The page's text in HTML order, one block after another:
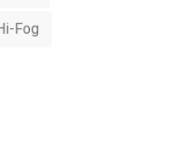
Fog